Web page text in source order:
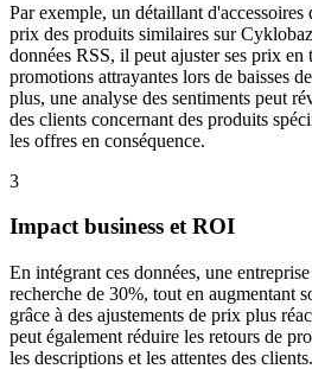
Par exemple, un détaillant
prix des produits similaires sur
données RSS, il peut ajuster ses prix
promotions attrayantes lors de baisses
plus, une analyse des sentiments peut
des clients concernant des produits
les offres en conséquence.
3
Impact business et ROI
En intégrant ces données, une
recherche de 30%, tout en augmentant
grâce à des ajustements de prix plus
peut également réduire les retours de
les descriptions et les attentes des clients.